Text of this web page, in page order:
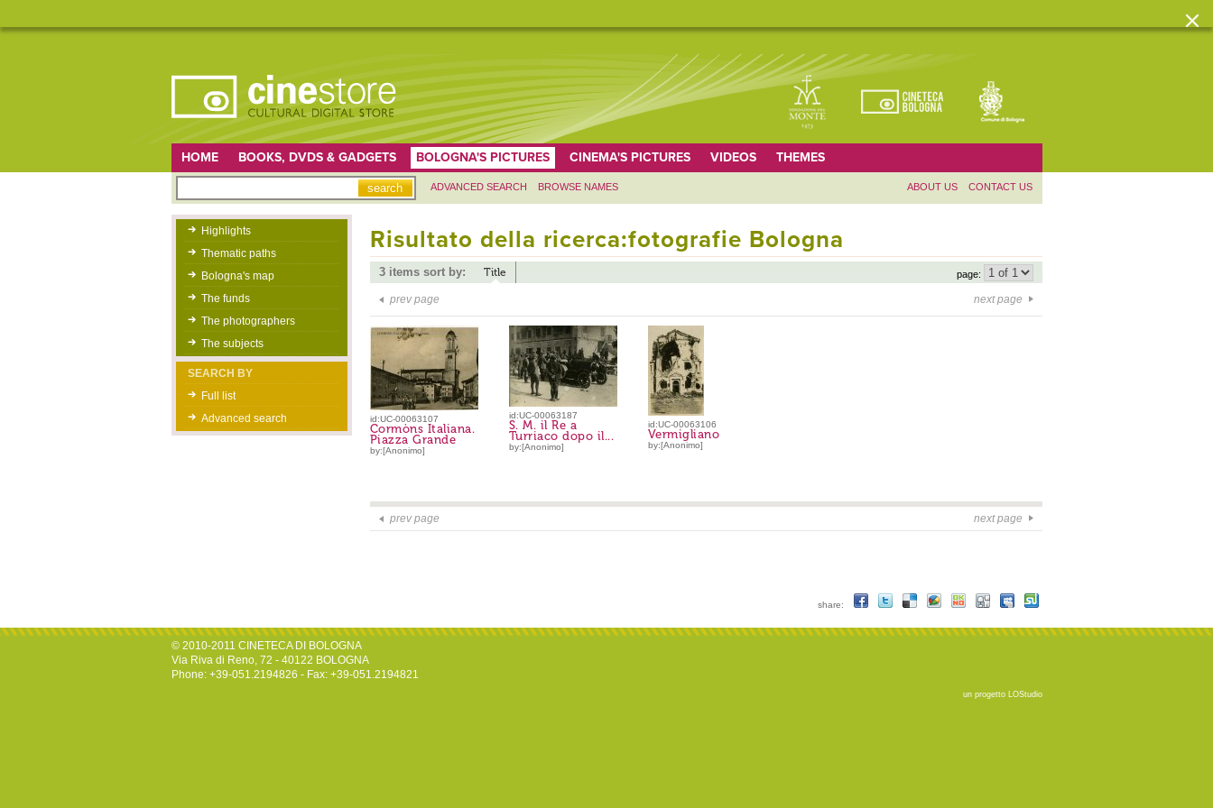
HOME BOOKS, DVDS & GADGETS BOLOGNA'S PICTURES CINEMA'S PICTURES VIDEOS THEMES
ADVANCED SEARCH BROWSE NAMES ABOUT US CONTACT US
Highlights
Thematic paths
Bologna's map
The funds
The photographers
The subjects
SEARCH BY
Full list
Advanced search
Risultato della ricerca:fotografie Bologna
3 items sort by: Title page:
prev page next page
id:UC-00063107
Cormòns Italiana.
Piazza Grande
by:[Anonimo]
id:UC-00063187
S. M. il Re a
Turriaco dopo il...
by:[Anonimo]
id:UC-00063106
Vermigliano
by:[Anonimo]
prev page next page
share:
© 2010-2011 CINETECA DI BOLOGNA
Via Riva di Reno, 72 - 40122 BOLOGNA
Phone: +39-051.2194826 - Fax: +39-051.2194821
un progetto LOStudio